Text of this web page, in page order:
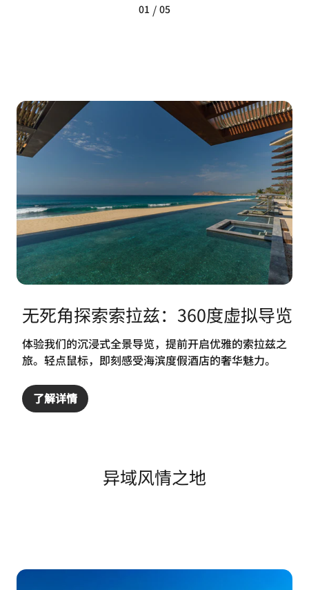
01 / 05
无死角探索索拉兹：360度虚拟导览
体验我们的沉浸式全景导览，提前开启优雅的索拉兹之
旅。轻点鼠标，即刻感受海滨度假酒店的奢华魅力。
了解详情
异域风情之地